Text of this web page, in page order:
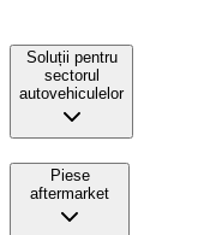
Soluții pentru
sectorul
autovehiculelor
Piese
aftermarket